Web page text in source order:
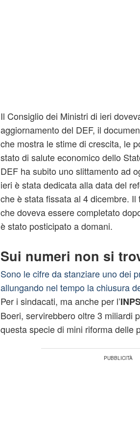
Il Consiglio dei Ministri di ieri
aggiornamento del DEF, il
che mostra le stime di crescita, le
stato di salute economico dello
DEF ha subito uno slittamento ad
ieri è stata dedicata alla data del
che è stata fissata al 4 dicembre. Il
che doveva essere completato
è stato posticipato a domani.
Sui numeri non si
Sono le cifre da stanziare uno dei
allungando nel tempo la chiusura
Per i sindacati, ma anche per l’
Boeri, servirebbero oltre 3 miliardi
questa specie di mini riforma delle